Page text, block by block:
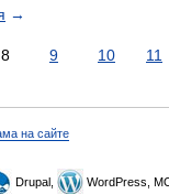
→
8 9 10 11
на сайте
Drupal, WordPress,